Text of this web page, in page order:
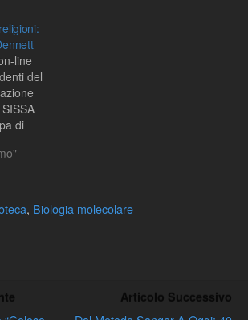
line
del
di
, Biologia molecolare
Articolo Successivo